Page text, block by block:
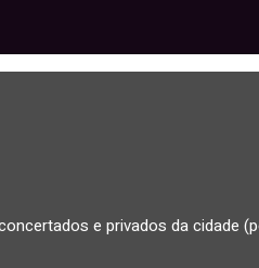
e privados da cidade